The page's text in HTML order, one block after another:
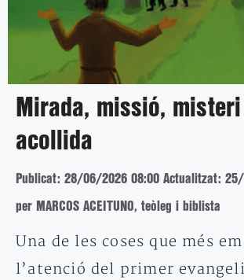
Mirada, missió,
acollida
Publicat: 28/06/2026 08:00 Actualitzat:
per MARCOS ACEITUNO, teòleg i biblista
Una de les coses que més
l’atenció del primer